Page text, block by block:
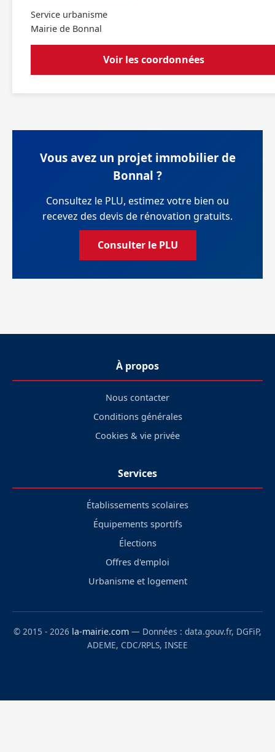
Service urbanisme
Mairie de Bonnal
Voir les coordonnées
Vous avez un projet immobilier de
Bonnal ?
Consultez le PLU, estimez votre bien ou
recevez des devis de rénovation gratuits.
Consulter le PLU
À propos
Nous contacter
Conditions générales
Cookies & vie privée
Services
Établissements scolaires
Équipements sportifs
Élections
Offres d'emploi
Urbanisme et logement
© 2015 - 2026 la-mairie.com — Données : data.gouv.fr, DGFiP,
ADEME, CDC/RPLS, INSEE